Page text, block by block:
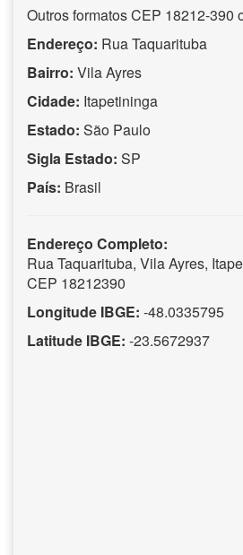
Outros formatos CEP 18212-390
Endereço: Rua Taquarituba
Bairro: Vila Ayres
Cidade: Itapetininga
Estado: São Paulo
Sigla Estado: SP
País: Brasil
Endereço Completo:
Rua Taquarituba, Vila Ayres,
CEP 18212390
Longitude IBGE: -48.0335795
Latitude IBGE: -23.5672937